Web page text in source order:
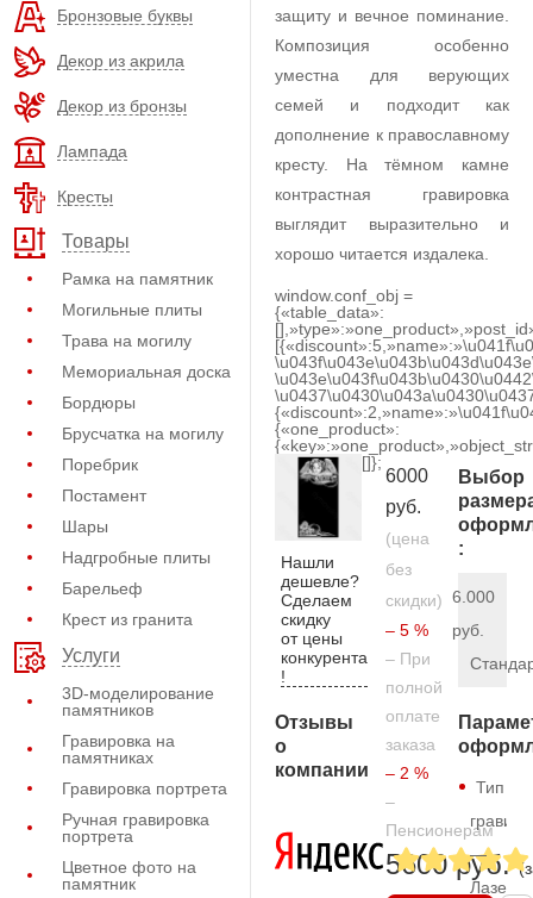
Бронзовые буквы
Декор из акрила
Декор из бронзы
Лампада
Кресты
Товары
Рамка на памятник
Могильные плиты
Трава на могилу
Мемориальная доска
Бордюры
Брусчатка на могилу
Поребрик
Постамент
Шары
Надгробные плиты
Барельеф
Крест из гранита
Услуги
3D-моделирование
памятников
Гравировка на
памятниках
Гравировка портрета
Ручная гравировка
портрета
Цветное фото на
памятник
защиту и вечное поминание.
Композиция особенно
уместна для верующих
семей и подходит как
дополнение к православному
кресту. На тёмном камне
контрастная гравировка
выглядит выразительно и
хорошо читается издалека.
window.conf_obj =
{«table_data»:
{«one_product»:
[]};
Нашли
дешевле?
Сделаем
скидку
от цены
конкурента
!
Отзывы
о
компании
6000
руб.
(цена
без
скидки)
– 5 %
– При
полной
оплате
заказа
– 2 %
–
Пенсионерам
5600 руб.
Выбор
:
6.000
руб.
Тип
—